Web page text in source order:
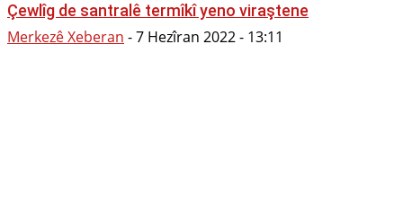
Çewlîg de santralê termîkî yeno viraştene
Merkezê Xeberan -7 Hezîran 2022 - 13:11